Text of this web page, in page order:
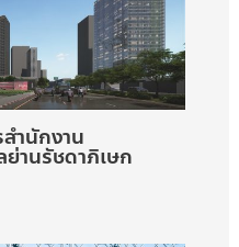
ำนักงาน
านรัชดาภิเษก